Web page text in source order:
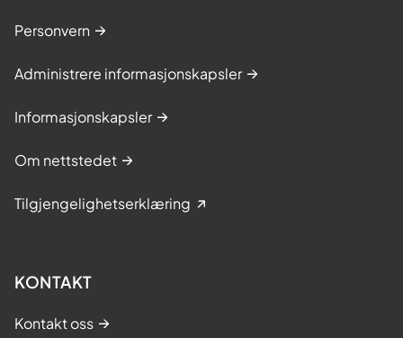
Personvern
Administrere informasjonskapsler
Informasjonskapsler
Om nettstedet
Tilgjengelighetserklæring
KONTAKT
Kontakt oss